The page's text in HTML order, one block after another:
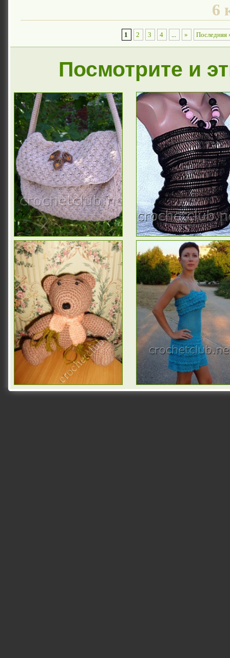
6
1 2 3 4 ... » Последняя
Посмотрите и